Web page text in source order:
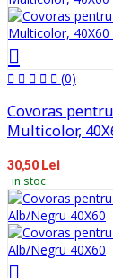
(0)
Covoras
Multicolor,
30,50 Lei
in stoc